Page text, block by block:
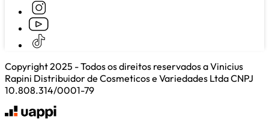
Copyright 2025 - Todos os direitos reservados a Vinicius
Rapini Distribuidor de Cosmeticos e Variedades Ltda CNPJ
10.808.314/0001-79